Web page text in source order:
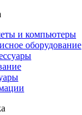
и компьютеры
оборудование